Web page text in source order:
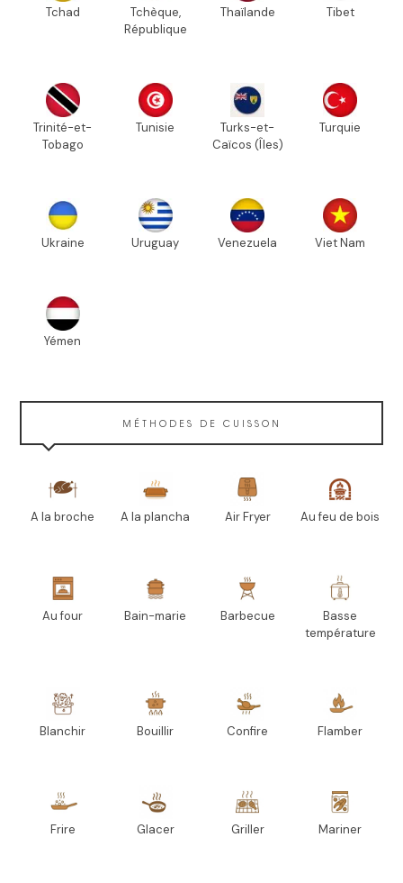
Tchad
Tchèque,
République
Thaïlande Tibet
Trinité-et-
Tobago
Tunisie
Turks-et-
Caïcos (Îles)
Turquie
Ukraine Uruguay Venezuela Viet Nam
Yémen
MÉTHODES DE CUISSON
A la broche A la plancha Air Fryer Au feu de bois
Au four Bain-marie Barbecue
Basse
température
Blanchir Bouillir Confire Flamber
Frire Glacer Griller Mariner